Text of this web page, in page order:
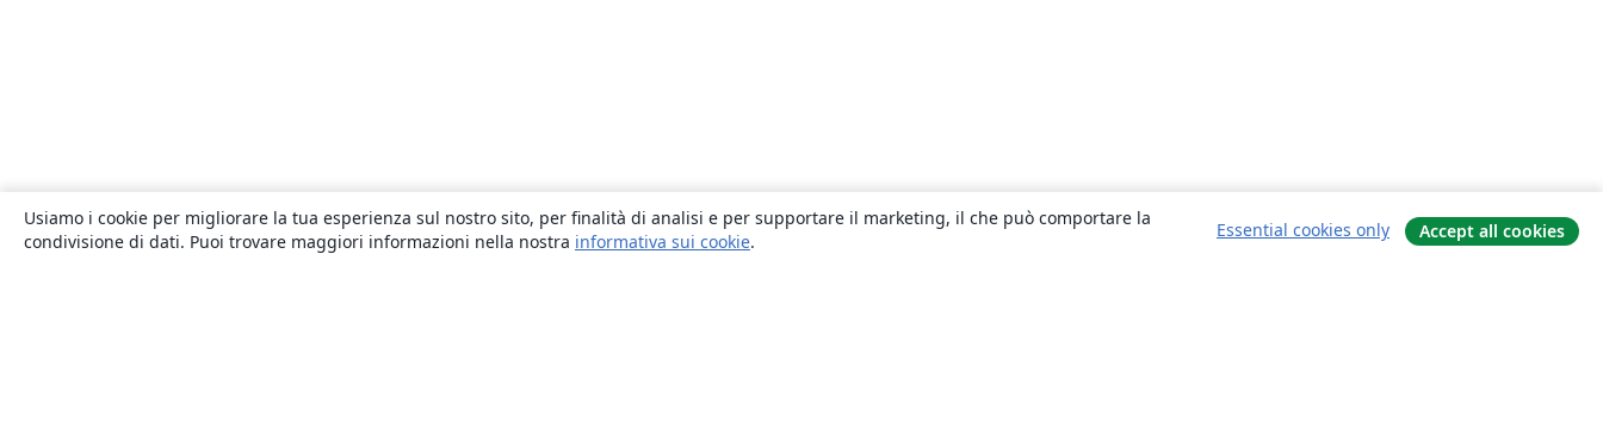
Usiamo i cookie per migliorare la tua esperienza sul nostro sito, per finalità di analisi e per supportare il marketing, il che può comportare la
condivisione di dati. Puoi trovare maggiori informazioni nella nostra informativa sui cookie.
Essential cookies only Accept all cookies